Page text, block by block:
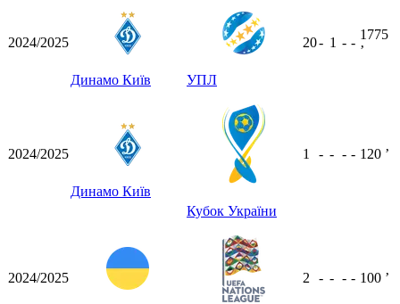
2024/2025
Динамо Київ УПЛ
20- 1 - -
1775
ʼ
2024/2025
Динамо Київ
Кубок України
1 - - - - 120 ʼ
2024/2025 2 - - - - 100 ʼ